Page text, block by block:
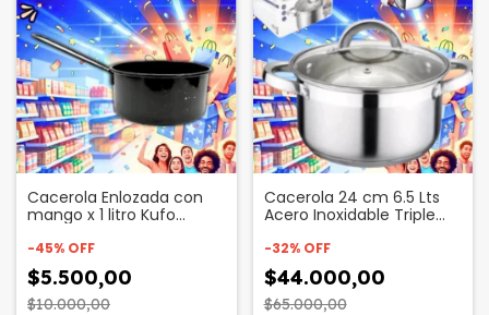
Cacerola Enlozada con
mango x 1 litro Kufo
-45% OFF
$5.500,00
$10.000,00
Cacerola 24 cm 6.5 Lts
Acero Inoxidable Triple
Codigo 93203
-32% OFF
$44.000,00
$65.000,00